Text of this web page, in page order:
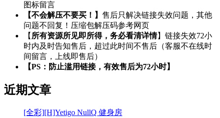
图标留言
【不会解压不要买！】 售后只解决链接失效问题，其他
问题不回复！压缩包解压码参考网页
【 所有资源所见即所得，务必看清详情】链接失效72小
时内及时告知售后，超过此时间不售后（客服不在线时
间留言，上线即售后）
【PS：防止滥用链接，有效售后为72小时】
近期文章
[全彩][H]Yetigo NullQ 健身房